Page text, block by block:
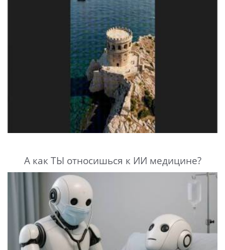
А как ТЫ относишься к ИИ медицине?